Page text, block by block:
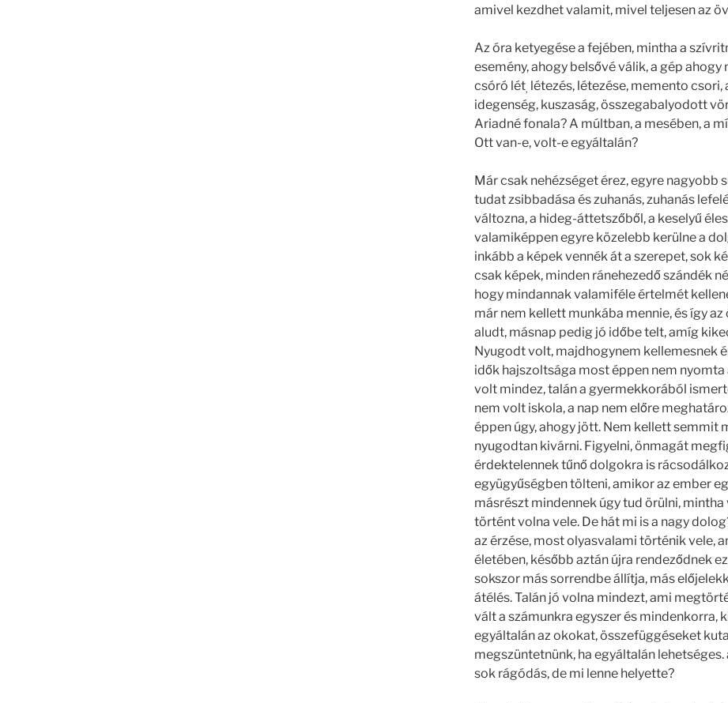
amivel kezdhet valamit, mivel teljesen az
Az óra ketyegése a fejében, mintha a
esemény, ahogy belsővé válik, a gép ahogy
csóró lét, létezés, létezése, memento
idegenség, kuszaság, összegabalyodott
Ariadné fonala? A múltban, a mesében, a
Ott van-e, volt-e egyáltalán?
Már csak nehézséget érez, egyre nagyobb
tudat zsibbadása és zuhanás, zuhanás
változna, a hideg-áttetszőből, a keselyű
valamiképpen egyre közelebb kerülne a
inkább a képek vennék át a szerepet, sok
csak képek, minden ránehezedő szándék
hogy mindannak valamiféle értelmét
már nem kellett munkába mennie, és így
aludt, másnap pedig jó időbe telt, amíg
Nyugodt volt, majdhogynem kellemesnek
idők hajszoltsága most éppen nem nyomta
volt mindez, talán a gyermekkorából
nem volt iskola, a nap nem előre
éppen úgy, ahogy jött. Nem kellett semmit
nyugodtan kivárni. Figyelni, önmagát
érdektelennek tűnő dolgokra is
együgyűségben tölteni, amikor az ember
másrészt mindennek úgy tud örülni,
történt volna vele. De hát mi is a nagy
az érzése, most olyasvalami történik vele,
életében, később aztán újra rendeződnek
sokszor más sorrendbe állítja, más
átélés. Talán jó volna mindezt, ami
vált a számunkra egyszer és mindenkorra,
egyáltalán az okokat, összefüggéseket
megszüntetnünk, ha egyáltalán lehetséges.
sok rágódás, de mi lenne helyette?